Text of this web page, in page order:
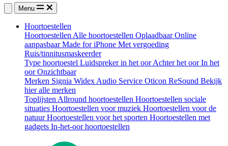
Menu
Hoortoestellen
HoortoestellenAlle hoortoestellen OplaadbaarOnline
aanpasbaarMade for iPhone Met vergoeding
Ruis/tinnitusmaskeerder
Type hoortoestel Luidspreker in het oorAchter het oorIn het
oorOnzichtbaar
Merken Signia WidexAudio Service Oticon ReSound Bekijk
hier alle merken
ToplijstenAllround hoortoestellen Hoortoestellen sociale
situaties Hoortoestellen voor muziek Hoortoestellen voor de
natuurHoortoestellen voor het sporten Hoortoestellen met
gadgets In-het-oor hoortoestellen